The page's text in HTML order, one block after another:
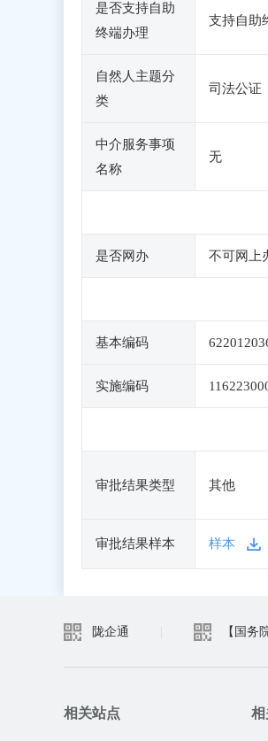
是否支持自助
终端办理
支持自助
自然人主题分
类
司法公证
中介服务事项
名称
无
是否网办 不可网上
基本编码
实施编码
审批结果类型 其他
审批结果样本 样本
陇企通 【国务
相关站点 相